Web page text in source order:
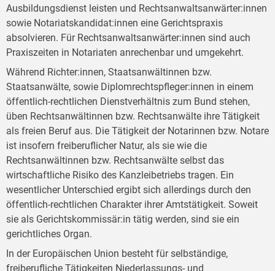
Ausbildungsdienst leisten und Rechtsanwaltsanwärter:innen
sowie Notariatskandidat:innen eine Gerichtspraxis
absolvieren. Für Rechtsanwaltsanwärter:innen sind auch
Praxiszeiten in Notariaten anrechenbar und umgekehrt.
Während Richter:innen, Staatsanwältinnen bzw.
Staatsanwälte, sowie Diplomrechtspfleger:innen in einem
öffentlich-rechtlichen Dienstverhältnis zum Bund stehen,
üben Rechtsanwältinnen bzw. Rechtsanwälte ihre Tätigkeit
als freien Beruf aus. Die Tätigkeit der Notarinnen bzw. Notare
ist insofern freiberuflicher Natur, als sie wie die
Rechtsanwältinnen bzw. Rechtsanwälte selbst das
wirtschaftliche Risiko des Kanzleibetriebs tragen. Ein
wesentlicher Unterschied ergibt sich allerdings durch den
öffentlich-rechtlichen Charakter ihrer Amtstätigkeit. Soweit
sie als Gerichtskommissär:in tätig werden, sind sie ein
gerichtliches Organ.
In der Europäischen Union besteht für selbständige,
freiberufliche Tätigkeiten Niederlassungs- und